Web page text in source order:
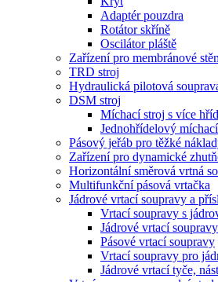
Adaptér pouzdra
Rotátor skříně
Oscilátor pláště
Zařízení pro membránové
TRD stroj
Hydraulická pilotová
DSM stroj
Míchací stroj s více
Jednohřídelový
Pásový jeřáb pro těžké
Zařízení pro dynamické
Horizontální směrová vrtná
Multifunkční pásová vrtačka
Jádrové vrtací soupravy a
Vrtací soupravy s
Jádrové vrtací
Pásové vrtací soupravy
Vrtací soupravy pro
Jádrové vrtací tyče,